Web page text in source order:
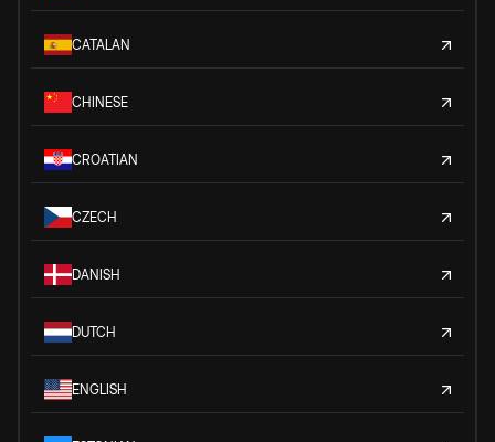
CATALAN
CHINESE
CROATIAN
CZECH
DANISH
DUTCH
ENGLISH